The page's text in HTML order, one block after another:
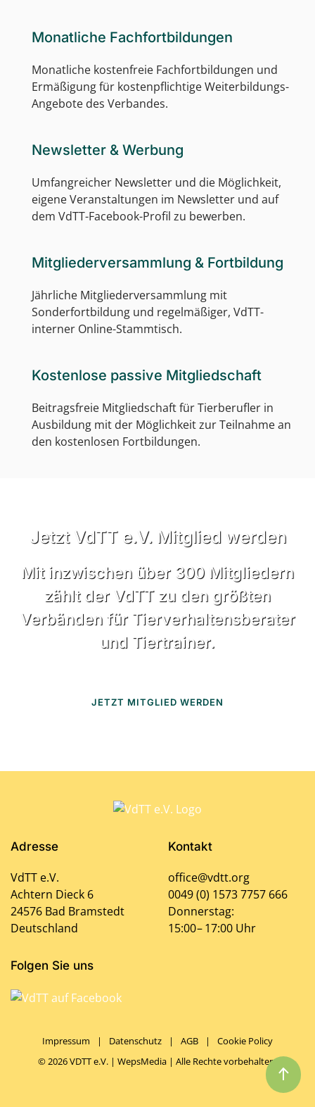
Monatliche Fachfortbildungen
Monatliche kostenfreie Fachfortbildungen und
Ermäßigung für kostenpflichtige Weiterbildungs-
Angebote des Verbandes.
Newsletter & Werbung
Umfangreicher Newsletter und die Möglichkeit,
eigene Veranstaltungen im Newsletter und auf
dem VdTT-Facebook-Profil zu bewerben.
Mitgliederversammlung & Fortbildung
Jährliche Mitgliederversammlung mit
Sonderfortbildung und regelmäßiger, VdTT-
interner Online-Stammtisch.
Kostenlose passive Mitgliedschaft
Beitragsfreie Mitgliedschaft für Tierberufler in
Ausbildung mit der Möglichkeit zur Teilnahme an
den kostenlosen Fortbildungen.
Jetzt VdTT e.V. Mitglied werden
Mit inzwischen über 300 Mitgliedern
zählt der VdTT zu den größten
Verbänden für Tierverhaltensberater
und Tiertrainer.
JETZT MITGLIED WERDEN
Adresse
VdTT e.V.
Achtern Dieck 6
24576 Bad Bramstedt
Deutschland
Kontakt
office@vdtt.org
0049 (0) 1573 7757 666
Donnerstag:
15:00 – 17:00 Uhr
Folgen Sie uns
Impressum | Datenschutz | AGB |
Cookie Policy
© 2026VDTT e.V. | WepsMedia | Alle Rechte vorbehalten!